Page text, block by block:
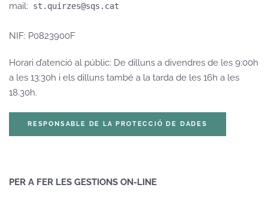
mail: st.quirzes@sqs.cat
NIF: P0823900F
Horari d’atenció al públic: De dilluns a divendres de les 9:00h
a les 13:30h i els dilluns també a la tarda de les 16h a les
18.30h.
RESPONSABLE DE LA PROTECCIÓ DE DADES
PER A FER LES GESTIONS ON-LINE